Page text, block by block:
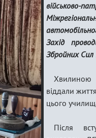
Захід
Збройних Сил
Хвилиною
віддали
цього
Після